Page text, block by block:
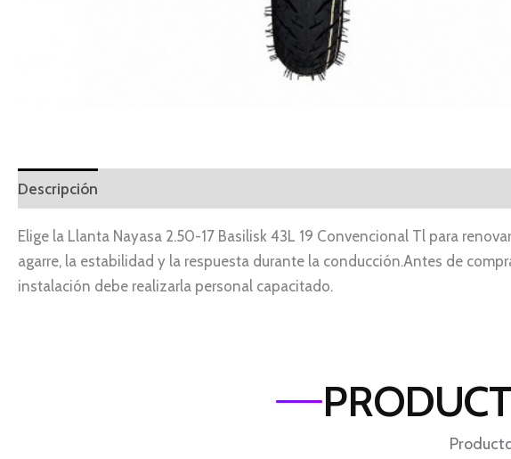
Descripción
Elige la Llanta Nayasa 2.50-17 Basilisk 43L 19 Convencional Tl para
agarre, la estabilidad y la respuesta durante la conducción.Antes de
instalación debe realizarla personal capacitado.